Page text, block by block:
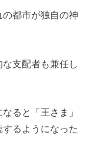
都市が独自の神
支配者も兼任し
ると「王さま」
るようになった